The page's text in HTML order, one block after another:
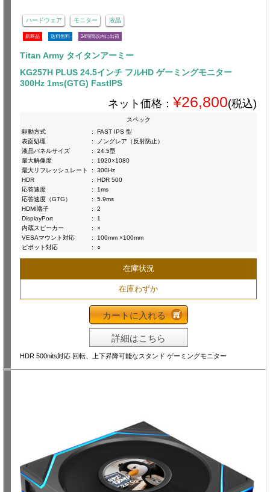
ハードウェア モニター 液晶
新商品 送料無料 24時間以内に出荷
Titan Army タイタンアーミー
KG257H PLUS 24.5インチ フルHD ゲーミングモニター
300Hz 1ms(GTG) FastIPS
ネット価格： ¥26,800(税込)
スペック
駆動方式
:
FAST IPS 型
表面処理
:
ノングレア（反射防止）
液晶パネルサイズ
:
24.5型
最大解像度
:
1920×1080
最大リフレッシュレート
:
300Hz
HDR
:
HDR 500
応答速度
:
1ms
応答速度（GTG）
:
5.9ms
HDMI端子
:
2
DisplayPort
:
1
内蔵スピーカー
:
×
VESAマウント対応
:
100mm ×100mm
ピボット対応
: ○
在庫状況
在庫わずか
カートに入れる
詳細はこちら
HDR 500nits対応 回転、上下昇降可能なスタンド ゲーミングモニター